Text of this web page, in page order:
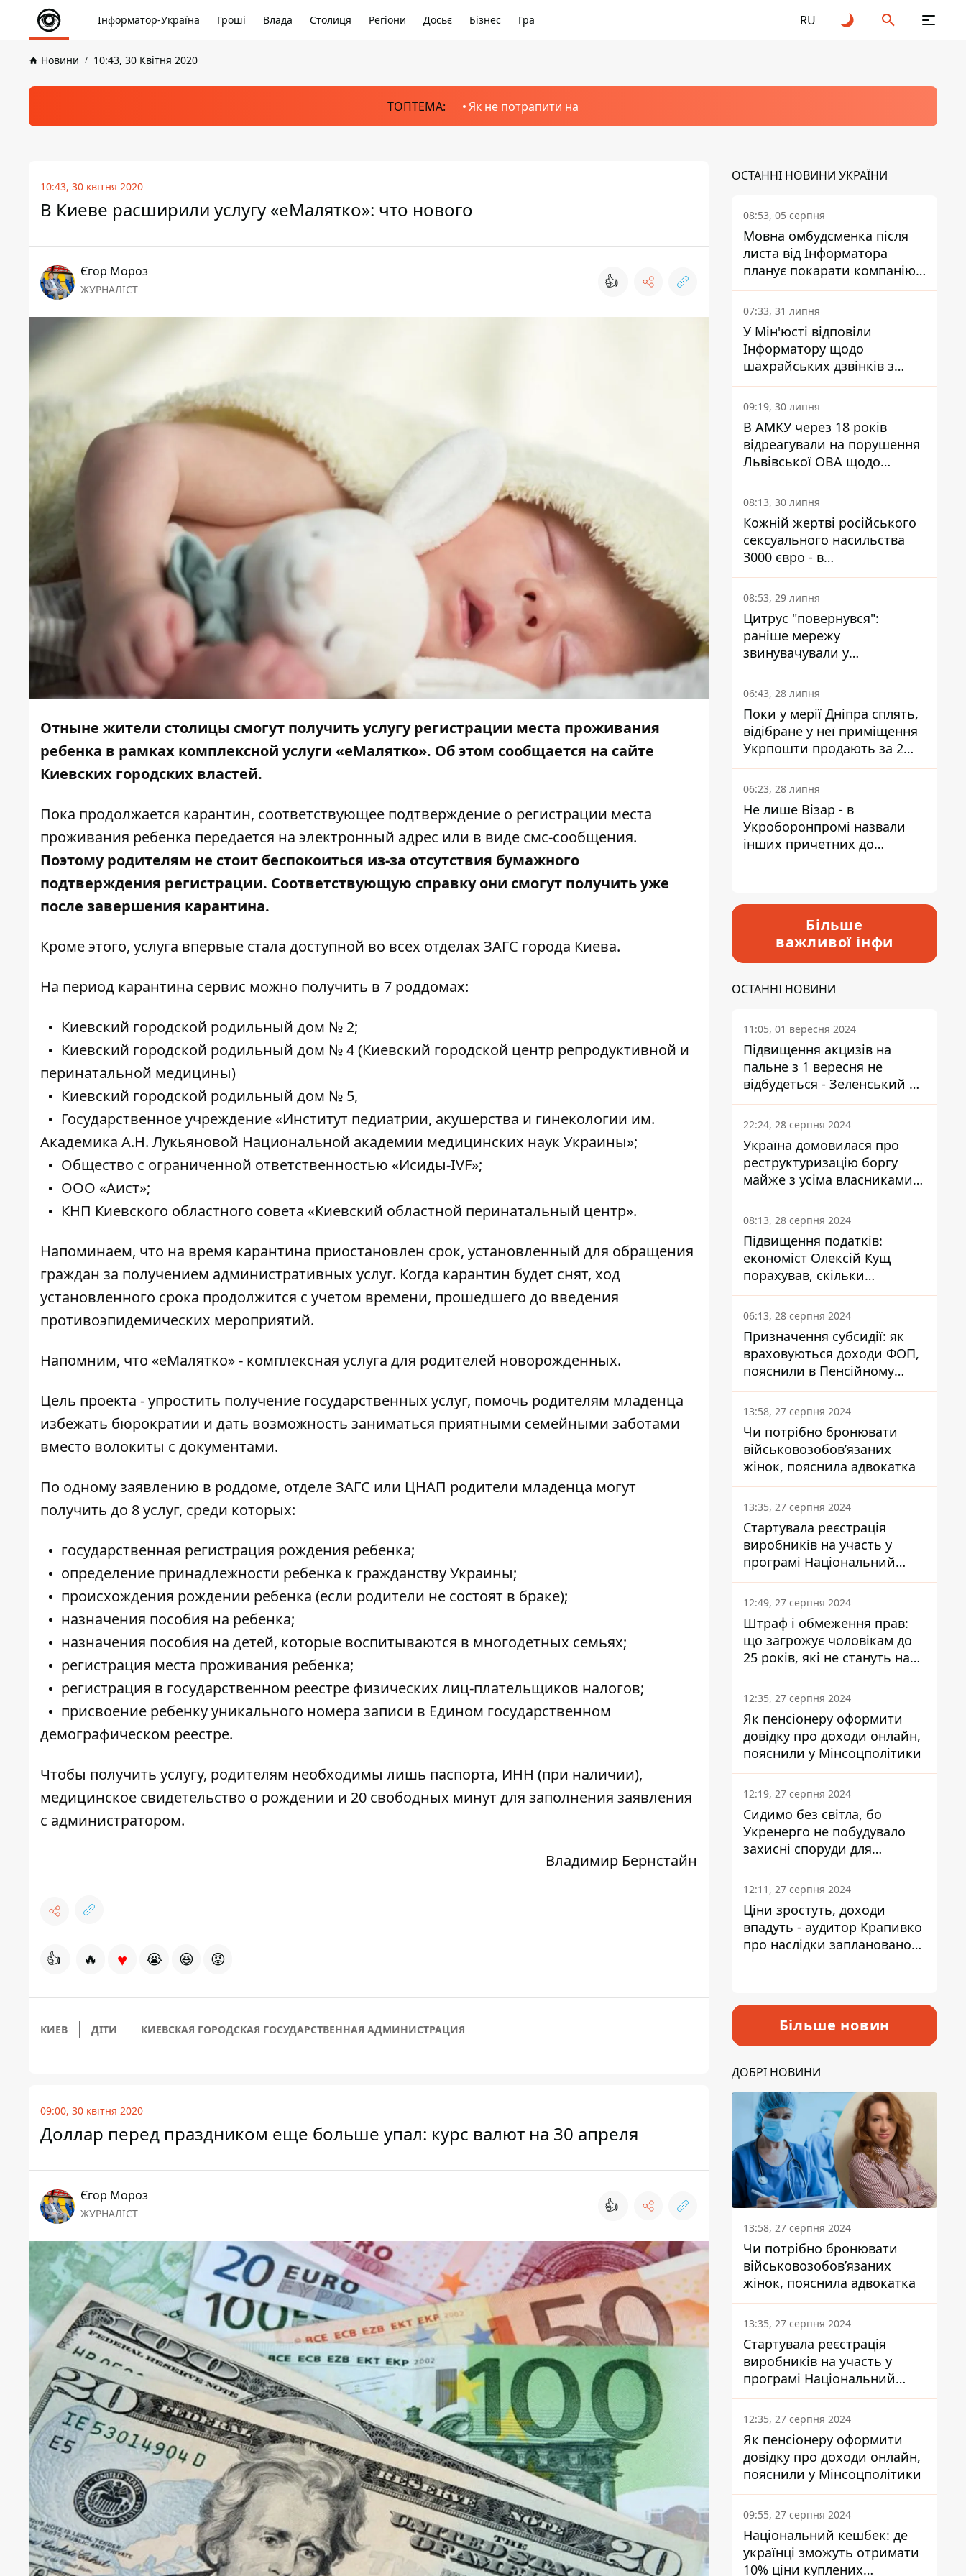
Інформатор-Україна Гроші Влада Столиця Регіони Досьє Бізнес Гра RU
Новини 10:43, 30 Квітня 2020
ТОПТЕМА: Як не потрапити на
10:43, 30 квітня 2020
В Киеве расширили услугу «еМалятко»: что нового
Єгор Мороз
ЖУРНАЛІСТ 👍
Отныне жители столицы смогут получить услугу регистрации места проживания
ребенка в рамках комплексной услуги «еМалятко». Об этом сообщается на сайте
Киевских городских властей.
Пока продолжается карантин, соответствующее подтверждение о регистрации места
проживания ребенка передается на электронный адрес или в виде смс-сообщения.
Поэтому родителям не стоит беспокоиться из-за отсутствия бумажного
подтверждения регистрации. Соответствующую справку они смогут получить уже
после завершения карантина.
Кроме этого, услуга впервые стала доступной во всех отделах ЗАГС города Киева.
На период карантина сервис можно получить в 7 роддомах:
Киевский городской родильный дом № 2;
Киевский городской родильный дом № 4 (Киевский городской центр репродуктивной и
перинатальной медицины)
Киевский городской родильный дом № 5,
Государственное учреждение «Институт педиатрии, акушерства и гинекологии им.
Академика А.Н. Лукьяновой Национальной академии медицинских наук Украины»;
Общество с ограниченной ответственностью «Исиды-IVF»;
ООО «Аист»;
КНП Киевского областного совета «Киевский областной перинатальный центр».
Напоминаем, что на время карантина приостановлен срок, установленный для обращения
граждан за получением административных услуг. Когда карантин будет снят, ход
установленного срока продолжится с учетом времени, прошедшего до введения
противоэпидемических мероприятий.
Напомним, что «еМалятко» - комплексная услуга для родителей новорожденных.
Цель проекта - упростить получение государственных услуг, помочь родителям младенца
избежать бюрократии и дать возможность заниматься приятными семейными заботами
вместо волокиты с документами.
По одному заявлению в роддоме, отделе ЗАГС или ЦНАП родители младенца могут
получить до 8 услуг, среди которых:
государственная регистрация рождения ребенка;
определение принадлежности ребенка к гражданству Украины;
происхождения рождении ребенка (если родители не состоят в браке);
назначения пособия на ребенка;
назначения пособия на детей, которые воспитываются в многодетных семьях;
регистрация места проживания ребенка;
регистрация в государственном реестре физических лиц-плательщиков налогов;
присвоение ребенку уникального номера записи в Едином государственном
демографическом реестре.
Чтобы получить услугу, родителям необходимы лишь паспорта, ИНН (при наличии),
медицинское свидетельство о рождении и 20 свободных минут для заполнения заявления
с администратором.
Владимир Бернстайн
👍 🔥 ♥ 😭 😆 😡
КИЕВ ДІТИ КИЕВСКАЯ ГОРОДСКАЯ ГОСУДАРСТВЕННАЯ АДМИНИСТРАЦИЯ
09:00, 30 квітня 2020
Доллар перед праздником еще больше упал: курс валют на 30 апреля
Єгор Мороз
ЖУРНАЛІСТ 👍
ОСТАННІ НОВИНИ УКРАЇНИ
08:53, 05 серпня
Мовна омбудсменка після
листа від Інформатора
планує покарати компанію-
підрядника ПриватБанку
07:33, 31 липня
У Мін'юсті відповіли
Інформатору щодо
шахрайських дзвінків з
камери Сумського СІЗО так,
що ніхто нічого не зрозумів
09:19, 30 липня
В АМКУ через 18 років
відреагували на порушення
Львівської ОВА щодо
харчування у закладах
освіти
08:13, 30 липня
Кожній жертві російського
сексуального насильства
3000 євро - в
Мінсоцполітики пояснили
Інформатору, звідки на це
гроші
08:53, 29 липня
Цитрус "повернувся":
раніше мережу
звинувачували у
контрабанді техніки та
ухиленні від сплати
податків
06:43, 28 липня
Поки у мерії Дніпра сплять,
відібране у неї приміщення
Укрпошти продають за 2
мільйони
06:23, 28 липня
Не лише Візар - в
Укроборонпромі назвали
інших причетних до
Більше
важливої інфи
ОСТАННІ НОВИНИ
11:05, 01 вересня 2024
Підвищення акцизів на
пальне з 1 вересня не
відбудеться - Зеленський не
підписав закон
22:24, 28 серпня 2024
Україна домовилася про
реструктуризацію боргу
майже з усіма власниками
єврооблігацій: що це
означає для країни
08:13, 28 серпня 2024
Підвищення податків:
економіст Олексій Кущ
порахував, скільки
заплатить кожен українець
06:13, 28 серпня 2024
Призначення субсидії: як
враховуються доходи ФОП,
пояснили в Пенсійному
фонді
13:58, 27 серпня 2024
Чи потрібно бронювати
військовозобов’язаних
жінок, пояснила адвокатка
13:35, 27 серпня 2024
Стартувала реєстрація
виробників на участь у
програмі Національний
кешбек: як це зробити
через портал Дія
12:49, 27 серпня 2024
Штраф і обмеження прав:
що загрожує чоловікам до
25 років, які не стануть на
військовий облік
12:35, 27 серпня 2024
Як пенсіонеру оформити
довідку про доходи онлайн,
пояснили у Мінсоцполітики
12:19, 27 серпня 2024
Сидимо без світла, бо
Укренерго не побудувало
захисні споруди для
енергетики - нардеп
Кучеренко
12:11, 27 серпня 2024
Ціни зростуть, доходи
впадуть - аудитор Крапивко
про наслідки запланованого
Більше новин
ДОБРІ НОВИНИ
13:58, 27 серпня 2024
Чи потрібно бронювати
військовозобов’язаних
жінок, пояснила адвокатка
13:35, 27 серпня 2024
Стартувала реєстрація
виробників на участь у
програмі Національний
кешбек: як це зробити
через портал Дія
12:35, 27 серпня 2024
Як пенсіонеру оформити
довідку про доходи онлайн,
пояснили у Мінсоцполітики
09:55, 27 серпня 2024
Національний кешбек: де
українці зможуть отримати
10% ціни куплених